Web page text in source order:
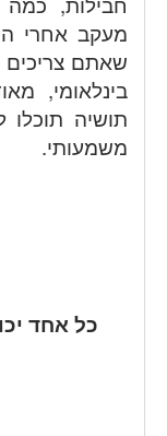
מעקב אחרי
שאתם צריכים
בינלאומי,
תושיה תוכלו
משמעותי.
כל אחד